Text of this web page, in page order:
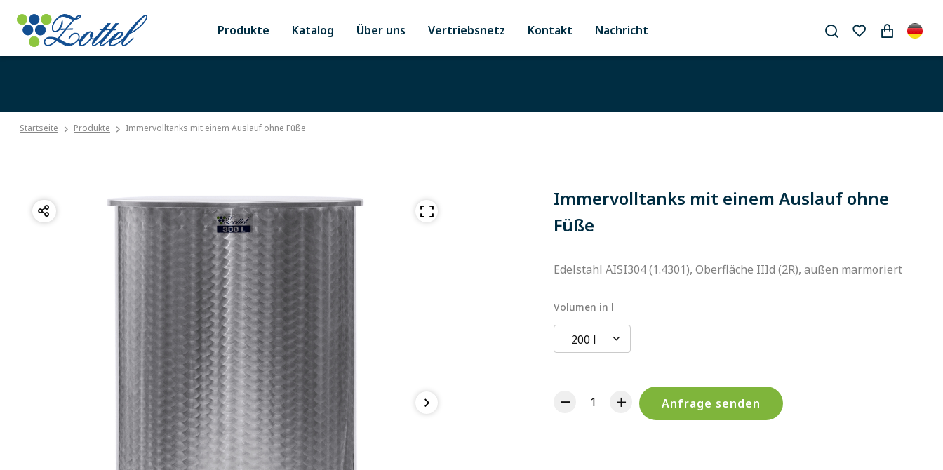
Produkte Katalog Über uns Vertriebsnetz Kontakt Nachricht
Startseite Produkte Immervolltanks mit einem Auslauf ohne Füße
Immervolltanks mit einem Auslauf ohne
Füße
Edelstahl AISI304 (1.4301), Oberfläche IIId (2R), außen marmoriert
Volumen in l
200 l
Anfrage senden